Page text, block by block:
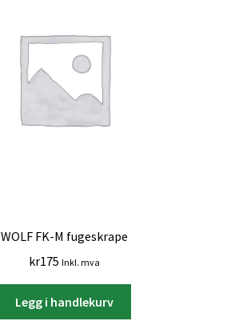
WOLF FK-M fugeskrape
kr175 Inkl. mva
Legg i handlekurv